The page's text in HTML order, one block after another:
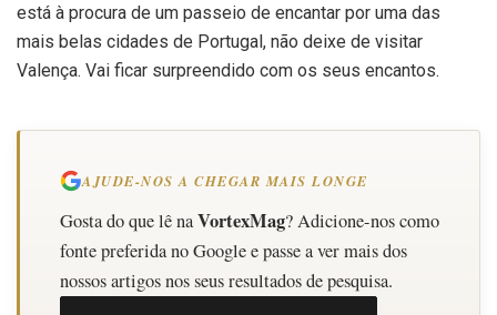
está à procura de um passeio de encantar por uma das
mais belas cidades de Portugal, não deixe de visitar
Valença. Vai ficar surpreendido com os seus encantos.
AJUDE-NOS A CHEGAR MAIS LONGE
Gosta do que lê naVortexMag? Adicione-nos como
fonte preferida no Google e passe a ver mais dos
nossos artigos nos seus resultados de pesquisa.